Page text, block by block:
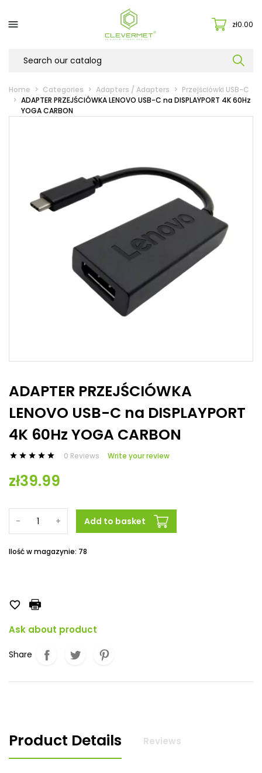
 zł0.00
Home Categories Adapters / Adapters
Przejściówki USB-C
ADAPTER PRZEJŚCIÓWKA LENOVO USB-C na DISPLAYPORT 4K 60Hz
YOGA CARBON
ADAPTER PRZEJŚCIÓWKA
LENOVO USB-C na DISPLAYPORT
4K 60Hz YOGA CARBON
     0 Reviews Write your review
zł39.99
- + Add to basket
Ilość w magazynie: 78

Ask about product
Share
Product Details Reviews